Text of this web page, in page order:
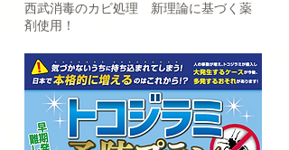
西武消毒のカビ処理
新理論に基づく薬
剤使用！